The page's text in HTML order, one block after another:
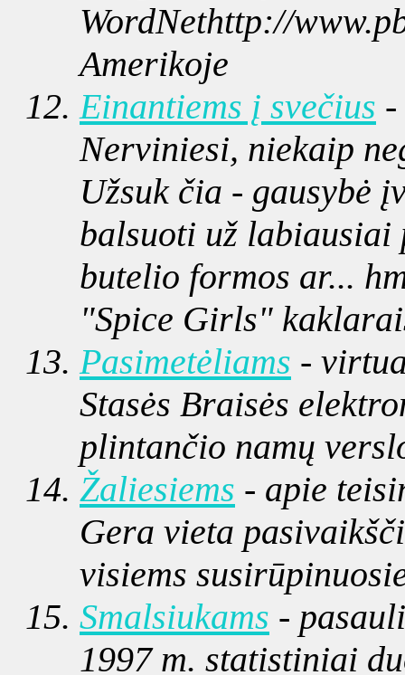
WordNethttp://
Amerikoje
Einantiems į svečius -
Nerviniesi, niekaip
Užsuk čia - gausybė
balsuoti už labiausiai
butelio formos ar...
"Spice Girls"
Pasimetėliams -
Stasės Braisės
plintančio namų
Žaliesiems - apie
Gera vieta
visiems
Smalsiukams -
1997 m. statistiniai